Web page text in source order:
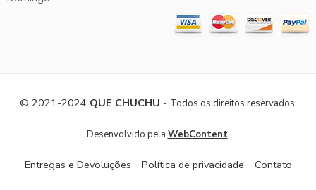
© 2021-2024 QUE CHUCHU - Todos os direitos reservados.
Desenvolvido pela WebContent.
Entregas e Devoluções Política de privacidade Contato